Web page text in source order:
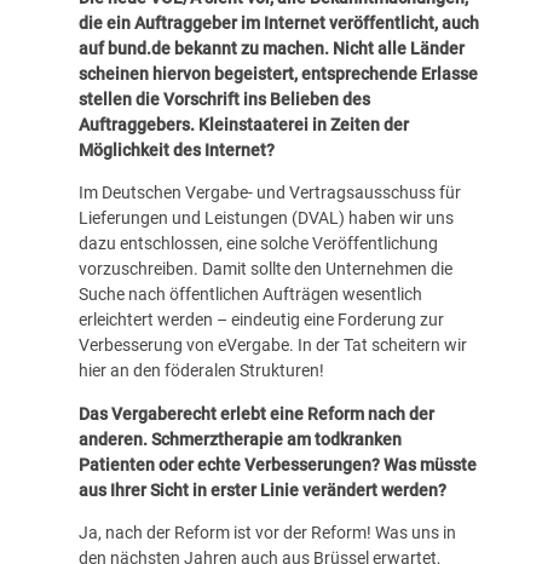
die ein Auftraggeber im Internet veröffentlicht, auch
auf bund.de bekannt zu machen. Nicht alle Länder
scheinen hiervon begeistert, entsprechende Erlasse
stellen die Vorschrift ins Belieben des
Auftraggebers. Kleinstaaterei in Zeiten der
Möglichkeit des Internet?
Im Deutschen Vergabe- und Vertragsausschuss für
Lieferungen und Leistungen (DVAL) haben wir uns
dazu entschlossen, eine solche Veröffentlichung
vorzuschreiben. Damit sollte den Unternehmen die
Suche nach öffentlichen Aufträgen wesentlich
erleichtert werden – eindeutig eine Forderung zur
Verbesserung von eVergabe. In der Tat scheitern wir
hier an den föderalen Strukturen!
Das Vergaberecht erlebt eine Reform nach der
anderen. Schmerztherapie am todkranken
Patienten oder echte Verbesserungen? Was müsste
aus Ihrer Sicht in erster Linie verändert werden?
Ja, nach der Reform ist vor der Reform! Was uns in
den nächsten Jahren auch aus Brüssel erwartet,